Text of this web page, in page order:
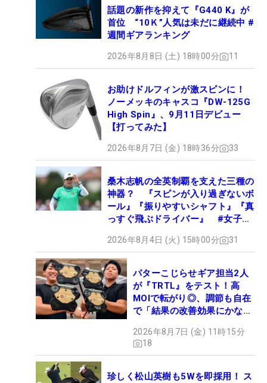
話題の新作を抑えて『G440 K』が
首位 “10Ｋ”人気は未だに継続中 #
週間ギアランキング
2026年8月8日 (土) 18時00分 11
お助けドルフィンが激スピンに！
ノーメッキのキャスコ『DW-125G
High Spin』、9月11日デビュー
【打ってみた】
2026年8月7日 (金) 18時36分 33
桑木志帆の全英制覇を支えた三種の
神器？ 『スピンが入り過ぎないボ
ール』『振りやすいシャフト』『真
っすぐ飛ぶドライバー』 #女子プ
2026年8月4日 (火) 15時00分 31
パターこじらせギア担当2人
が『TRTL』をテスト！高
MOIで転がり◎、調節も自在
で「結果の改善効果にかなり
2026年8月7日 (金) 11時15分
18
珍しく松山英樹も5Wを即採用！ ス